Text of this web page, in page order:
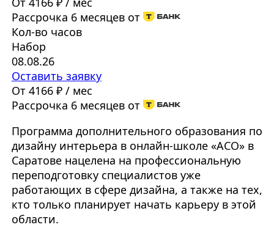
Рассрочка 6 месяцев от
Кол-во часов
Набор
08.08.26
Оставить заявку
От 4166 ₽ / мес
Рассрочка 6 месяцев от
Программа дополнительного образования по
дизайну интерьера в онлайн-школе «АСО» в
Саратове нацелена на профессиональную
переподготовку специалистов уже
работающих в сфере дизайна, а также на тех,
кто только планирует начать карьеру в этой
области.